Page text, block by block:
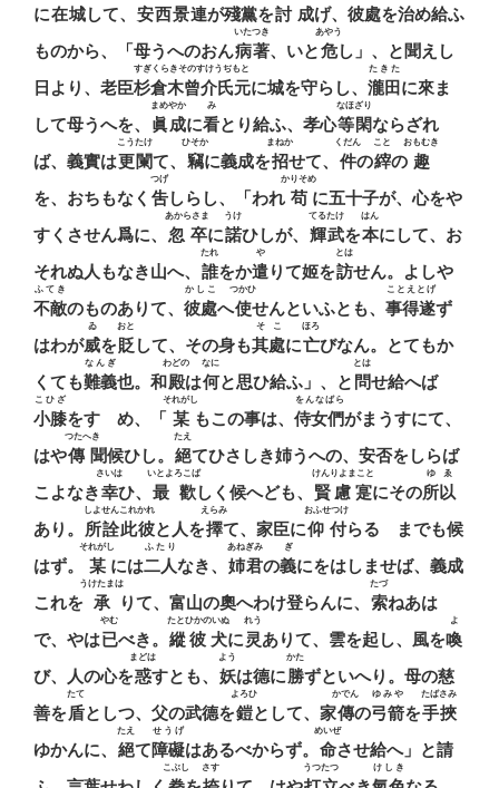
に在城して、 安西景連が殘黨を討成げ、 彼處を治め給ふ
ものから、「母うへのおん病著
いたつき
、いと危
あやう
し」、と聞えし
日より、老臣杉倉木曾介氏元
すぎくらきそのすけうぢもと
に城を守らし、 瀧田
たきた
に來ま
して母うへを、 眞成
まめやか
に看
み
とり給ふ、孝心等閑
なほざり
ならざれ
ば、義實は更闌
こうたけ
て、 竊
ひそか
に義成を招
まねか
せて、 件
くだん
の縡
こと
の 趣
おもむき
を、おちもなく 吿
つげ
しらし、「われ 苟
かりそめ
に五十子が、心をや
すくさせん爲に、 忽卒
あからさま
に諾
うけ
ひしが、 輝武
てるたけ
を本
はん
にして、お
それぬ人もなき山へ、 誰
たれ
をか遣
や
りて姬を訪
とは
せん。よしや
不敵
ふてき
のものありて、 彼處
かしこ
へ使
つかひ
せんといふとも、 事得遂
ことえとげ
ず
はわが威
ゐ
を貶
おと
して、その身も其處
そこ
に亡
ほろ
びなん。とてもか
くても難義
なんぎ
也。和殿
わどの
は何
なに
と思ひ給ふ」、と問
とは
せ給へば
小膝
こひざ
をすゝめ、「 某
それがし
もこの事は、 侍女們
をんなばら
がまうすにて、
はや傳聞
つたへきゝ
候ひし。 絕
たえ
てひさしき姉うへの、安否をしらば
こよなき幸
さいは
ひ、 最歡
いとよろこば
しく候へども、 賢慮寔
けんりよまこと
にその所以
ゆゑ
あり。 所詮此彼
しよせんこれかれ
と人を擇
えらみ
て、家臣に仰付
おふせつけ
らるゝまでも候
はず。
某
それがし
には二人
ふたり
なき、 姉君
あねぎみ
の義
ぎ
にをはしませば、義成
これを 承
うけたまは
りて、富山の奧へわけ登らんに、 索
たづ
ねあは
で、やは已
やむ
べき。 縱彼犬
たとひかのいぬ
に灵
れう
ありて、雲を起し、風を喚
よ
び、人の心を惑
まどは
すとも、 妖
よう
は德に勝
かた
ずといへり。母の慈
善を盾
たて
としつ、父の武德を鎧
よろひ
として、家傳
かでん
の弓箭
ゆみや
を手挾
たばさみ
ゆかんに、 絕
たえ
て障礙
せうげ
はあるべからず。 命
めいぜ
させ給へ」と請
こぶし さす うつたつ けしき